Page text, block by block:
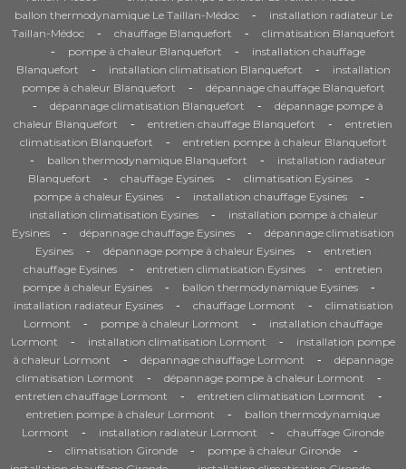
ballon thermodynamique Le Taillan-Médoc -
installation radiateur Le
Taillan-Médoc
- chauffage Blanquefort - climatisation Blanquefort
- pompe à chaleur Blanquefort -
installation chauffage
Blanquefort
- installation climatisation Blanquefort -
installation
pompe à chaleur Blanquefort
- dépannage chauffage Blanquefort
- dépannage climatisation Blanquefort -
dépannage pompe à
chaleur Blanquefort
- entretien chauffage Blanquefort -
entretien
climatisation Blanquefort
- entretien pompe à chaleur Blanquefort
- ballon thermodynamique Blanquefort -
installation radiateur
Blanquefort
- chauffage Eysines - climatisation Eysines -
pompe à chaleur Eysines - installation chauffage Eysines -
installation climatisation Eysines -
installation pompe à chaleur
Eysines
- dépannage chauffage Eysines -
dépannage climatisation
Eysines
- dépannage pompe à chaleur Eysines -
entretien
chauffage Eysines
- entretien climatisation Eysines -
entretien
pompe à chaleur Eysines
- ballon thermodynamique Eysines -
installation radiateur Eysines - chauffage Lormont -
climatisation
Lormont
- pompe à chaleur Lormont -
installation chauffage
Lormont
- installation climatisation Lormont -
installation pompe
à chaleur Lormont
- dépannage chauffage Lormont -
dépannage
climatisation Lormont
- dépannage pompe à chaleur Lormont -
entretien chauffage Lormont - entretien climatisation Lormont -
entretien pompe à chaleur Lormont -
ballon thermodynamique
Lormont
- installation radiateur Lormont - chauffage Gironde
- climatisation Gironde - pompe à chaleur Gironde -